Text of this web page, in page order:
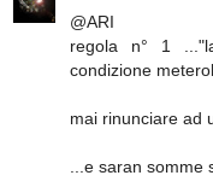
@ARI
regola n° 1
condizione
mai rinunciare ad
...e saran somme